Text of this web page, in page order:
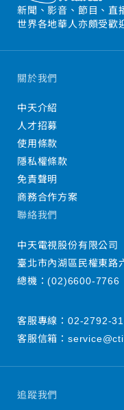
新聞、影音、節目、直
世界各地華人亦頗受歡
追蹤我們
關於我們
中天介紹
人才招募
使用條款
隱私權條款
免責聲明
商務合作方案
聯絡我們
中天電視股份有限公司
臺北市內湖區民權東路
總機：(02)6600-7766
客服專線： 02-2792-
客服信箱：